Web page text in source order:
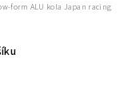
form ALU kola Japan racing